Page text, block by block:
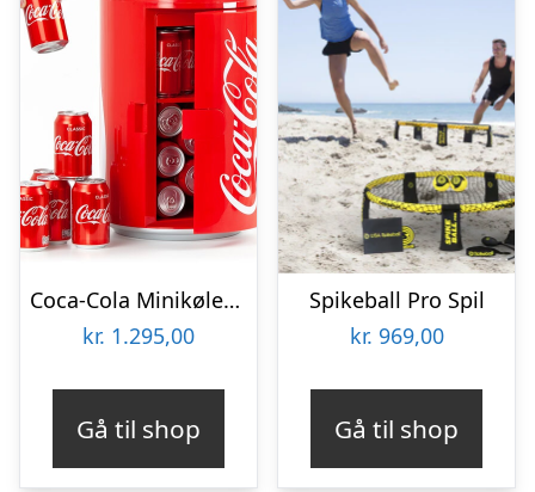
Coca-Cola Minikøleskab
kr. 1.295,00
Gå til shop
Spikeball Pro Spil
kr. 969,00
Gå til shop